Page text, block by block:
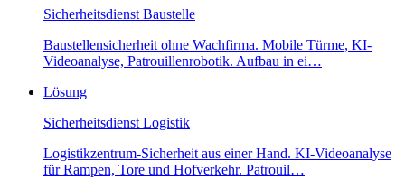
Sicherheitsdienst Baustelle
Baustellensicherheit ohne Wachfirma. Mobile Türme, KI-
Videoanalyse, Patrouillenrobotik. Aufbau in ei…
Lösung
Sicherheitsdienst Logistik
Logistikzentrum-Sicherheit aus einer Hand. KI-Videoanalyse
für Rampen, Tore und Hofverkehr. Patrouil…